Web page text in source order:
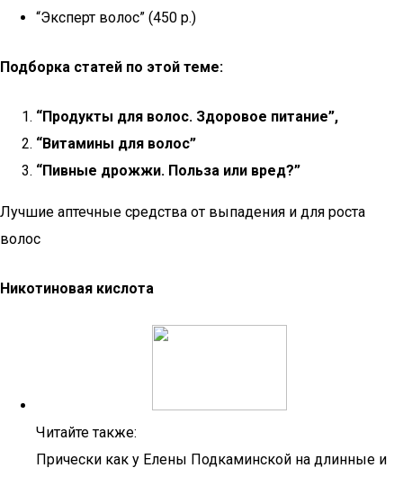
“Эксперт волос” (450 р.)
Подборка статей по этой теме:
“Продукты для волос. Здоровое питание”,
“Витамины для волос”
“Пивные дрожжи. Польза или вред?”
Лучшие аптечные средства от выпадения и для роста
волос
Никотиновая кислота
Читайте также:
Прически как у Елены Подкаминской на длинные и